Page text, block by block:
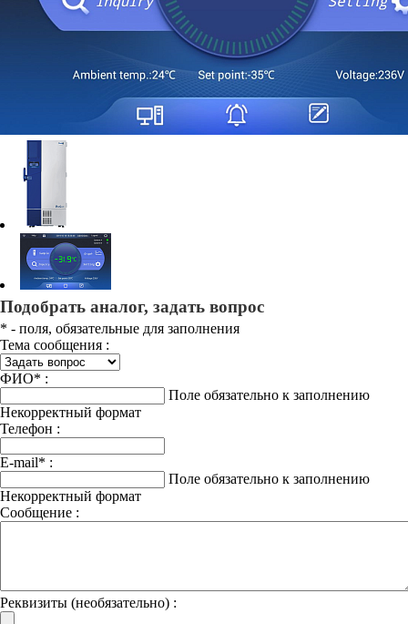
Подобрать аналог, задать вопрос
* - поля, обязательные для заполнения
Тема сообщения :
ФИО* :
Поле обязательно к заполнению
Некорректный формат
Телефон :
E-mail* :
Поле обязательно к заполнению
Некорректный формат
Сообщение :
Реквизиты (необязательно) :